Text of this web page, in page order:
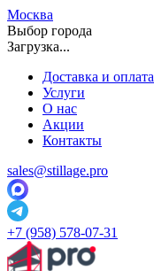
Москва
Выбор города
Загрузка...
Доставка и оплата
Услуги
О нас
Акции
Контакты
sales@stillage.pro
+7 (958) 578-07-31